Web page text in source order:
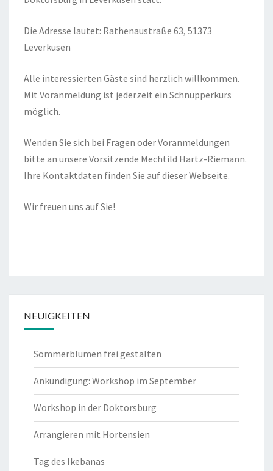
Die Adresse lautet: Rathenaustraße 63, 51373
Leverkusen
Alle interessierten Gäste sind herzlich willkommen.
Mit Voranmeldung ist jederzeit ein Schnupperkurs
möglich.
Wenden Sie sich bei Fragen oder Voranmeldungen
bitte an unsere Vorsitzende Mechtild Hartz-Riemann.
Ihre Kontaktdaten finden Sie auf dieser Webseite.
Wir freuen uns auf Sie!
NEUIGKEITEN
Sommerblumen frei gestalten
Ankündigung: Workshop im September
Workshop in der Doktorsburg
Arrangieren mit Hortensien
Tag des Ikebanas